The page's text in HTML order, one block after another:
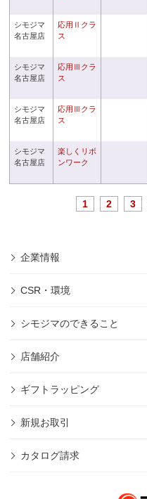
シモジマ
名古屋店
応用Ⅱクラ
ス
シモジマ
名古屋店
応用Ⅲクラ
ス
シモジマ
名古屋店
応用Ⅲクラ
ス
シモジマ
名古屋店
楽しくリボ
ンワーク
1 2 3
企業情報
CSR・環境
シモジマのできること
店舗紹介
ギフトラッピング
新規お取引
カタログ請求